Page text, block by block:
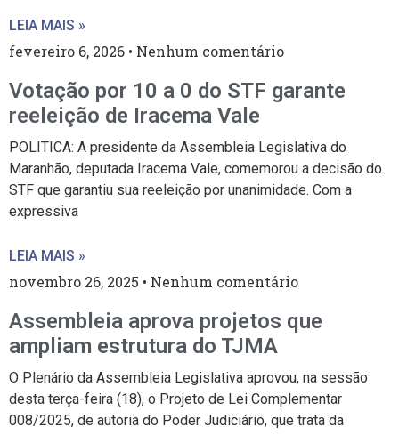
LEIA MAIS »
fevereiro 6, 2026 Nenhum comentário
Votação por 10 a 0 do STF garante
reeleição de Iracema Vale
POLITICA: A presidente da Assembleia Legislativa do
Maranhão, deputada Iracema Vale, comemorou a decisão do
STF que garantiu sua reeleição por unanimidade. Com a
expressiva
LEIA MAIS »
novembro 26, 2025 Nenhum comentário
Assembleia aprova projetos que
ampliam estrutura do TJMA
O Plenário da Assembleia Legislativa aprovou, na sessão
desta terça-feira (18), o Projeto de Lei Complementar
008/2025, de autoria do Poder Judiciário, que trata da